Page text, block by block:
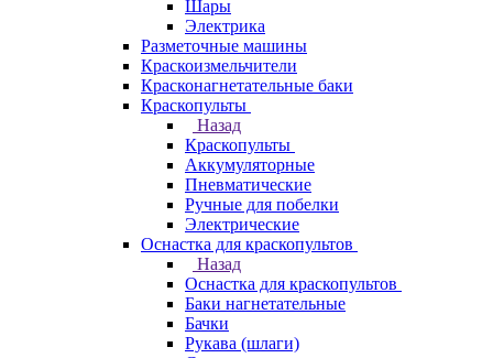
Шары
Электрика
Разметочные машины
Краскоизмельчители
Красконагнетательные баки
Краскопульты
Назад
Краскопульты
Аккумуляторные
Пневматические
Ручные для побелки
Электрические
Оснастка для краскопультов
Назад
Оснастка для краскопультов
Баки нагнетательные
Бачки
Рукава (шлаги)